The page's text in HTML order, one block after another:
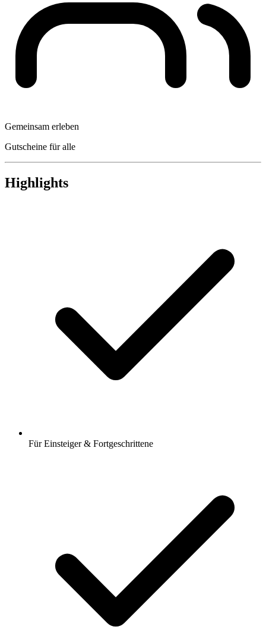
Gemeinsam erleben
Gutscheine für alle
Highlights
Für Einsteiger & Fortgeschrittene